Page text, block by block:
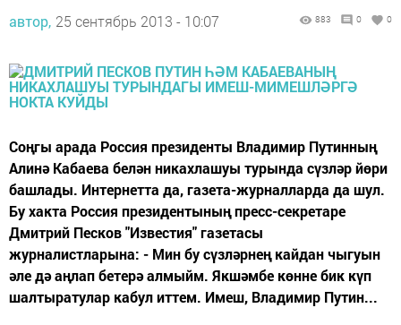
автор, 25 сентябрь 2013 - 10:07 883 0 0
Соңгы арада Россия президенты Владимир Путинның
Алинә Кабаева белән никахлашуы турында сүзләр йөри
башлады. Интернетта да, газета-журналларда да шул.
Бу хакта Россия президентының пресс-секретаре
Дмитрий Песков "Известия" газетасы
журналистларына: - Мин бу сүзләрнең кайдан чыгуын
әле дә аңлап бетерә алмыйм. Якшәмбе көнне бик күп
шалтыратулар кабул иттем. Имеш, Владимир Путин...